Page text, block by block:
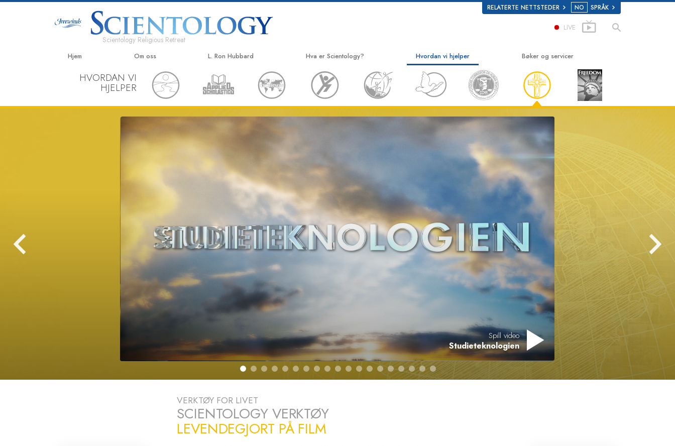
RELATERTE NETTSTEDER NO SPRÅK
Scientology Religious Retreat
LIVE
Hjem Om oss L. Ron Hubbard Hva er Scientology?
Overbevisninger og praksiser
Scientology-trosbekjennelser og -
kodekser
Scientology
En introduksjon til Dianetics
Kjærlighet og hat –
Hva er storhet?
Hvordan vi hjelper
Veien til lykke
Applied Scholastics
Criminon
Narconon
Sannheten om stoff
United for Human Rights
Citizens Commission on Human Rights
Scientologys frivillige prester
Bøker og servicer
Begynnerbøker
Lydbøker
Introduserende foredragsserier
Introduksjonsfilmer
Begynnerservicer
HVORDAN VI
HJELPER
Spill video
Studieteknologien
VERKTØY FOR LIVET
SCIENTOLOGY VERKTØY
LEVENDEGJORT PÅ FILM